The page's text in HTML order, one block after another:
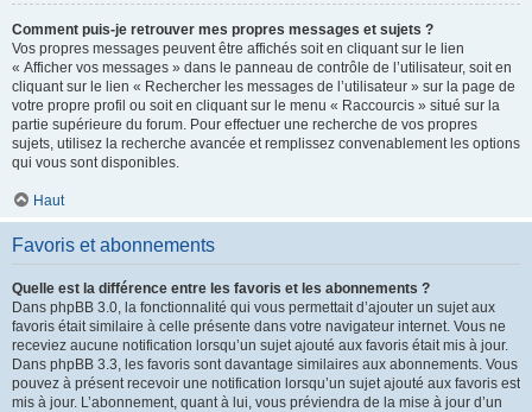
Comment puis-je retrouver mes propres messages et sujets ?
Vos propres messages peuvent être affichés soit en cliquant sur le lien
« Afficher vos messages » dans le panneau de contrôle de l’utilisateur, soit en
cliquant sur le lien « Rechercher les messages de l’utilisateur » sur la page de
votre propre profil ou soit en cliquant sur le menu « Raccourcis » situé sur la
partie supérieure du forum. Pour effectuer une recherche de vos propres
sujets, utilisez la recherche avancée et remplissez convenablement les options
qui vous sont disponibles.
Haut
Favoris et abonnements
Quelle est la différence entre les favoris et les abonnements ?
Dans phpBB 3.0, la fonctionnalité qui vous permettait d’ajouter un sujet aux
favoris était similaire à celle présente dans votre navigateur internet. Vous ne
receviez aucune notification lorsqu’un sujet ajouté aux favoris était mis à jour.
Dans phpBB 3.3, les favoris sont davantage similaires aux abonnements. Vous
pouvez à présent recevoir une notification lorsqu’un sujet ajouté aux favoris est
mis à jour. L’abonnement, quant à lui, vous préviendra de la mise à jour d’un